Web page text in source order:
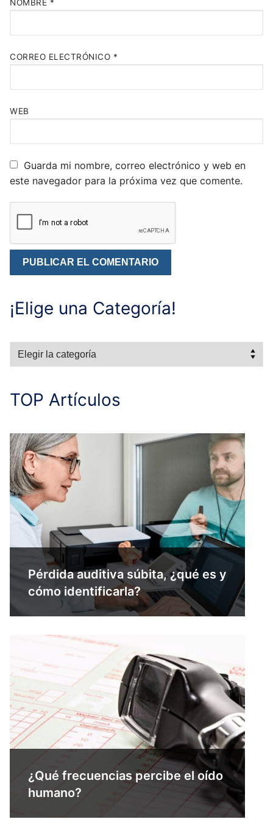
NOMBRE *
CORREO ELECTRÓNICO *
WEB
Guarda mi nombre, correo electrónico y web en
este navegador para la próxima vez que comente.
¡Elige una Categoría!
Categorías
TOP Artículos
Pérdida auditiva súbita, ¿qué es y
cómo identificarla?
¿Qué frecuencias percibe el oído
humano?